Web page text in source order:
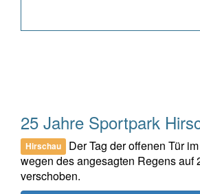
25 Jahre Sportpark
Hirschau
Der Tag der offenen Tür
wegen des angesagten Regens auf
verschoben.